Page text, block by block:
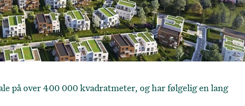
på over 400 000 kvadratmeter, og har følgelig en lang